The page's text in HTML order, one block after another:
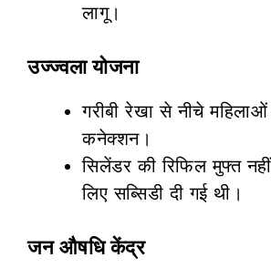
लागू।
उज्ज्वला योजना
गरीबी रेखा से नीचे
कनेक्शन।
सिलेंडर की रिफिल मुफ्त
लिए सब्सिडी दी गई थी।
जन औषधि केंद्र